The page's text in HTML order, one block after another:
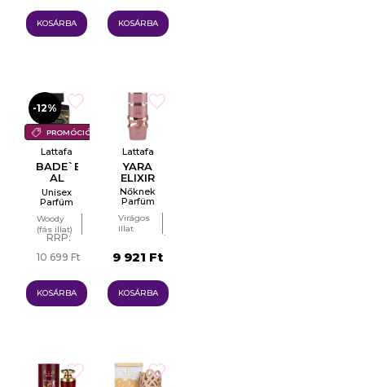
KOSÁRBA KOSÁRBA
PROMÓCIÓ
-12%
Lattafa
BADE`E
AL
OUD
FOR
Unisex
Parfüm
Woody
(fás illat)
Borostyános
RRP:
10 699 Ft
KOSÁRBA
Lattafa
YARA
ELIXIR
Nőknek
Parfüm
Virágos
illat
Fruity
9 921 Ft
KOSÁRBA